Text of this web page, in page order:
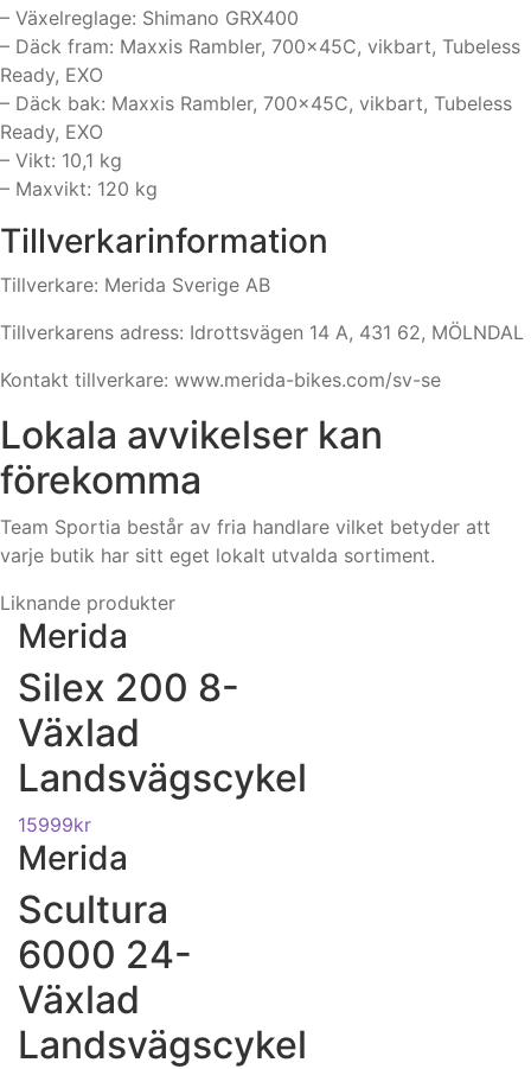
– Växelreglage: Shimano GRX400
– Däck fram: Maxxis Rambler, 700x45C, vikbart, Tubeless
Ready, EXO
– Däck bak: Maxxis Rambler, 700x45C, vikbart, Tubeless
Ready, EXO
– Vikt: 10,1 kg
– Maxvikt: 120 kg
Tillverkarinformation
Tillverkare: Merida Sverige AB
Tillverkarens adress: Idrottsvägen 14 A, 431 62, MÖLNDAL
Kontakt tillverkare: www.merida-bikes.com/sv-se
Lokala avvikelser kan
förekomma
Team Sportia består av fria handlare vilket betyder att
varje butik har sitt eget lokalt utvalda sortiment.
Liknande produkter
Merida
Silex 200 8-
Växlad
Landsvägscykel
15999kr
Merida
Scultura
6000 24-
Växlad
Landsvägscykel